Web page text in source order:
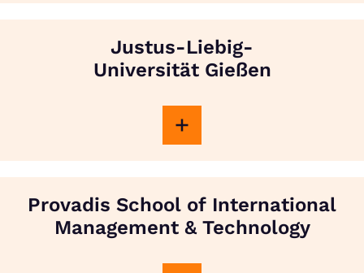
Justus-Liebig-
Universität Gießen
Provadis School of International
Management & Technology